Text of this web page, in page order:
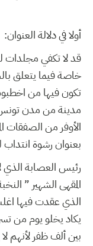
أولا في دلالة العنوان:
قد لا تكفي
خاصة فيما يتعلق
تكون فيها من
مدينة من مدن
الأوفر من الصفقات
بعنوان رشوة انتداب
رئيس العصابة الذي
المقهى الشهير ”
الذي عقدت فيها
يكاد يخلو يوم من
بين ألف ظفر لأنهم